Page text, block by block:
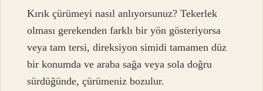
Kırık çürümeyi nasıl anlıyorsunuz? Tekerlek
olması gerekenden farklı bir yön gösteriyorsa
veya tam tersi, direksiyon simidi tamamen düz
bir konumda ve araba sağa veya sola doğru
sürdüğünde, çürümeniz bozulur.